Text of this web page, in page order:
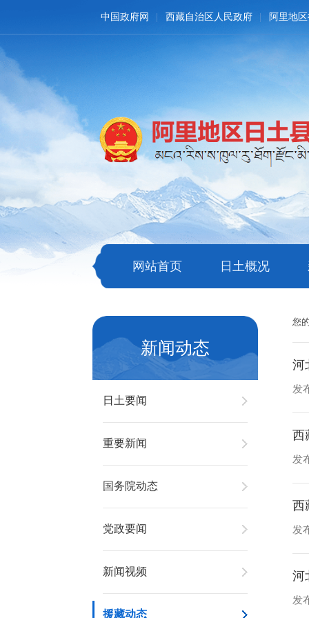
中国政府网 西藏自治区人民政府 阿里地
网站首页 日土概况
新闻动态
日土要闻
重要新闻
国务院动态
党政要闻
新闻视频
援藏动态
您
河
发
西
发
西
发
河
发